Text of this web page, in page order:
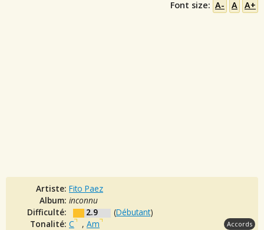
Font size: A- A A+
Artiste: Fito Paez
Album: inconnu
Difficulté:
2.9 (Débutant)
Tonalité: C , Am Accords